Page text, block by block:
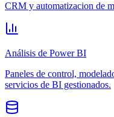
CRM y automatizacion de
Análisis de Power BI
Paneles de control,
servicios de BI gestionados.